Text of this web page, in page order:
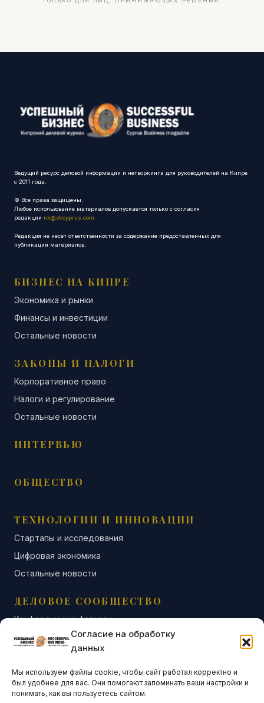
Согласие на обработку
данных
Мы используем файлы cookie, чтобы сайт работал корректно и
был удобнее для вас. Они помогают запоминать ваши настройки и
понимать, как вы пользуетесь сайтом.
Ведущий ресурс деловой информации и нетворкинга для руководителей на Кипре
с 2011 года.
© Все права защищены.
Любое использование материалов допускается только с согласия
редакции nk@vkcyprus.com
Редакция не несет ответственности за содержание предоставленных для
публикации материалов.
БИЗНЕС НА КИПРЕ
Экономика и рынки
Финансы и инвестиции
Остальные новости
ЗАКОНЫ И НАЛОГИ
Корпоративное право
Налоги и регулирование
Остальные новости
ИНТЕРВЬЮ
ОБЩЕСТВО
ТЕХНОЛОГИИ И ИННОВАЦИИ
Стартапы и исследования
Цифровая экономика
Остальные новости
ДЕЛОВОЕ СООБЩЕСТВО
Конференции и форумы
Бизнес-клубы и ассоциации
Остальные новости
АНАЛИТИКА И СТАТИСТИКА